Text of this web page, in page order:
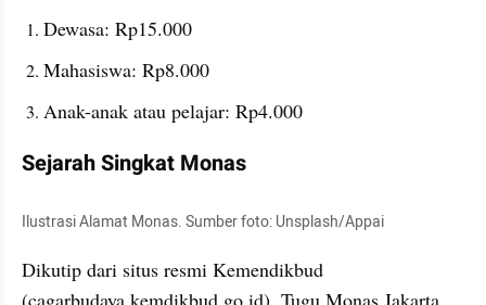
Dewasa: Rp15.000
Mahasiswa: Rp8.000
Anak-anak atau pelajar: Rp4.000
Sejarah Singkat Monas
Ilustrasi Alamat Monas. Sumber foto: Unsplash/Appai
Dikutip dari situs resmi Kemendikbud
(cagarbudaya.kemdikbud.go.id), Tugu Monas Jakarta